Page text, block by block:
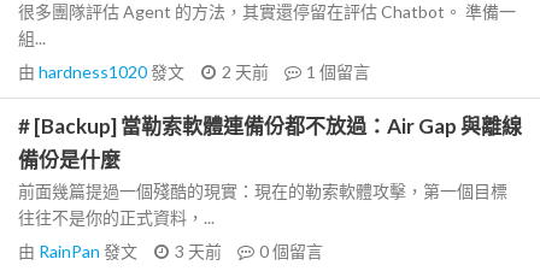
很多團隊評估 Agent 的方法，其實還停留在評估 Chatbot。 準備一
組...
由 hardness1020發文 2 天前 1 個留言
# [Backup] 當勒索軟體連備份都不放過：Air Gap 與離線
備份是什麼
前面幾篇提過一個殘酷的現實：現在的勒索軟體攻擊，第一個目標
往往不是你的正式資料，...
由 RainPan 發文 3 天前 0個留言